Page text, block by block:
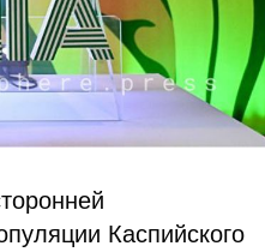
Каспийского